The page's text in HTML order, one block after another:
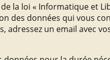
la loi « Informatique et
des données qui vous
adressez un email avec